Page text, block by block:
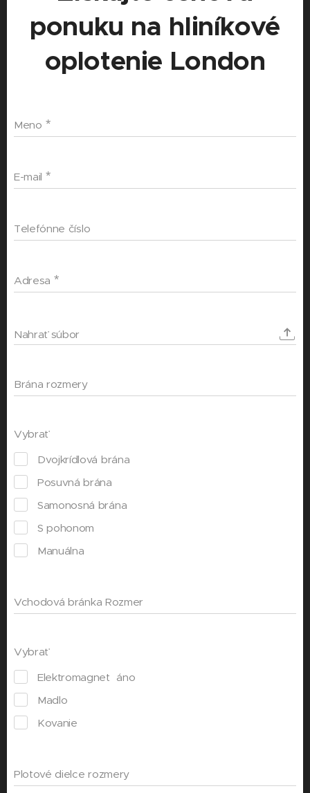
ponuku na hliníkové
oplotenie London
Meno
E-mail
Telefónne číslo
Adresa
Nahrať súbor
Brána rozmery
Vybrať
Dvojkrídlová brána
Posuvná brána
Samonosná brána
S pohonom
Manuálna
Vchodová bránka Rozmer
Vybrať
Elektromagnet áno
Madlo
Kovanie
Plotové dielce rozmery